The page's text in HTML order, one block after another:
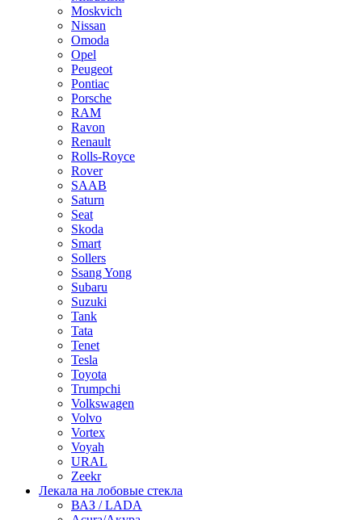
Moskvich
Nissan
Omoda
Opel
Peugeot
Pontiac
Porsche
RAM
Ravon
Renault
Rolls-Royce
Rover
SAAB
Saturn
Seat
Skoda
Smart
Sollers
Ssang Yong
Subaru
Suzuki
Tank
Tata
Tenet
Tesla
Toyota
Trumpchi
Volkswagen
Volvo
Vortex
Voyah
URAL
Zeekr
Лекала на лобовые стекла
ВАЗ / LADA